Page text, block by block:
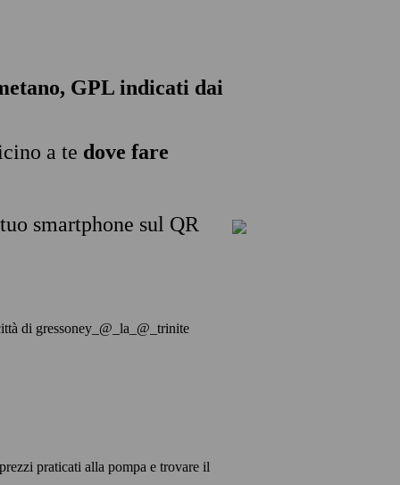
GPL indicati dai
a te dove fare
smartphone sul QR
di gressoney_@_la_@_trinite
praticati alla pompa e trovare il